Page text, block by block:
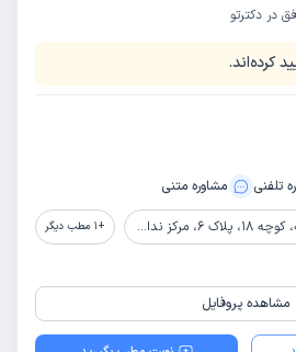
در دکترتو
کرده‌اند.
تلفنی مشاوره‌ متنی
مرکز ندای درون +
1 مطب دیگر
مشاهده پروفایل